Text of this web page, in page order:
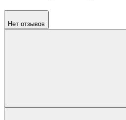
Нет отзывов